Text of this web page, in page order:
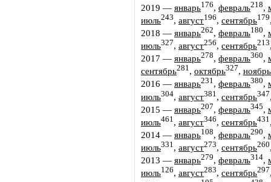
2019 — январь176, февраль218,
июль243, август196, сентябрь179
2018 — январь262, февраль180,
июль327, август256, сентябрь213
2017 — январь278, февраль360,
сентябрь281, октябрь327, ноябрь
2016 — январь231, февраль380,
июль304, август381 , сентябрь347
2015 — январь207, февраль345,
июль461 , август346, сентябрь431
2014 — январь108, февраль290,
июль331 , август273, сентябрь260
2013 — январь279, февраль314,
июль126, август283, сентябрь297